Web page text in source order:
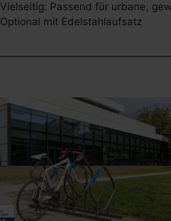
Vielseitig: Passend für urbane,
Optional mit Edelstahlaufsatz